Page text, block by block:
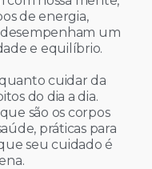
de energia,
um
e equilíbrio.
cuidar da
do dia a dia.
são os corpos
práticas para
seu cuidado é